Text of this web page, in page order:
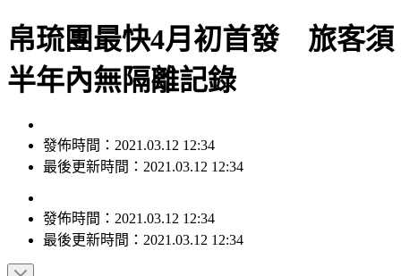
帛琉團最快4月初首發 旅客須
半年內無隔離記錄
發佈時間：2021.03.12 12:34
最後更新時間：2021.03.12 12:34
發佈時間： 2021.03.12 12:34
最後更新時間： 2021.03.12 12:34